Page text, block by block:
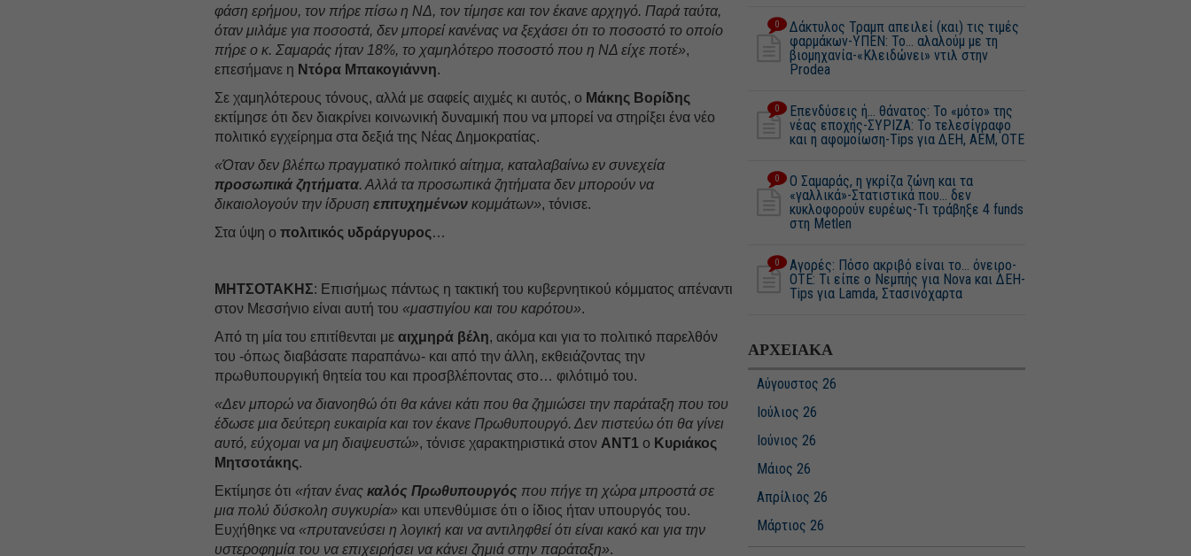
φάση ερήμου, τον πήρε πίσω η ΝΔ, τον τίμησε και τον έκανε αρχηγό. Παρά ταύτα,
όταν μιλάμε για ποσοστά, δεν μπορεί κανένας να ξεχάσει ότι το ποσοστό το οποίο
πήρε ο κ. Σαμαράς ήταν 18%, το χαμηλότερο ποσοστό που η ΝΔ είχε ποτέ»,
επεσήμανε η Ντόρα Μπακογιάννη.
Σε χαμηλότερους τόνους, αλλά με σαφείς αιχμές κι αυτός, ο Μάκης Βορίδης
εκτίμησε ότι δεν διακρίνει κοινωνική δυναμική που να μπορεί να στηρίξει ένα νέο
πολιτικό εγχείρημα στα δεξιά της Νέας Δημοκρατίας.
«Όταν δεν βλέπω πραγματικό πολιτικό αίτημα, καταλαβαίνω εν συνεχεία
προσωπικά ζητήματα. Αλλά τα προσωπικά ζητήματα δεν μπορούν να
δικαιολογούν την ίδρυσηεπιτυχημένων κομμάτων», τόνισε.
Στα ύψη οπολιτικός υδράργυρος…
ΜΗΤΣΟΤΑΚΗΣ: Επισήμως πάντως η τακτική του κυβερνητικού κόμματος απέναντι
στον Μεσσήνιο είναι αυτή του«μαστιγίου και του καρότου».
Από τη μία του επιτίθενται μεαιχμηρά βέλη, ακόμα και για το πολιτικό παρελθόν
του -όπως διαβάσατε παραπάνω- και από την άλλη, εκθειάζοντας την
πρωθυπουργική θητεία του και προσβλέποντας στο… φιλότιμό του.
«Δεν μπορώ να διανοηθώ ότι θα κάνει κάτι που θα ζημιώσει την παράταξη που του
έδωσε μια δεύτερη ευκαιρία και τον έκανε Πρωθυπουργό. Δεν πιστεύω ότι θα γίνει
αυτό, εύχομαι να μη διαψευστώ», τόνισε χαρακτηριστικά στον ΑΝΤ1 ο Κυριάκος
Μητσοτάκης.
Εκτίμησε ότι«ήταν έναςκαλός Πρωθυπουργός που πήγε τη χώρα μπροστά σε
μια πολύ δύσκολη συγκυρία» και υπενθύμισε ότι ο ίδιος ήταν υπουργός του.
Ευχήθηκε να«πρυτανεύσει η λογική και να αντιληφθεί ότι είναι κακό και για την
υστεροφημία του να επιχειρήσει να κάνει ζημιά στην παράταξη».
0
Δάκτυλος Τραμπ απειλεί (και) τις τιμές
φαρμάκων-ΥΠΕΝ: Το… αλαλούμ με τη
βιομηχανία-«Κλειδώνει» ντιλ στην
Prodea
0
Επενδύσεις ή… θάνατος: Το «μότο» της
νέας εποχής-ΣΥΡΙΖΑ: Το τελεσίγραφο
και η αφομοίωση-Tips για ΔΕΗ, ΑΕΜ, ΟΤΕ
0
Ο Σαμαράς, η γκρίζα ζώνη και τα
«γαλλικά»-Στατιστικά που... δεν
κυκλοφορούν ευρέως-Τι τράβηξε 4 funds
στη Metlen
0
Aγορές: Πόσο ακριβό είναι το… όνειρο-
ΟΤΕ: Τι είπε ο Νεμπής για Nova και ΔΕΗ-
Tips για Lamda, Στασινόχαρτα
ΑΡΧΕΙΑΚΑ
Αύγουστος 26
Ιούλιος 26
Ιούνιος 26
Μάιος 26
Απρίλιος 26
Μάρτιος 26